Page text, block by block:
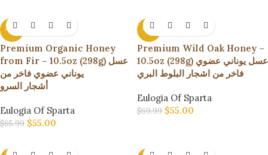
-17%
Premium Organic Honey
from Fir – 10.5oz (298g) عسل
يوناني عضوي فاخر من
أشجار السرو
Eulogia Of Sparta
$65.99 $55.00
-21%
Premium Wild Oak Honey –
10.5oz (298g) عسل يوناني عضوي
فاخر من اشجار البلوط البري
Eulogia Of Sparta
$69.99 $55.00